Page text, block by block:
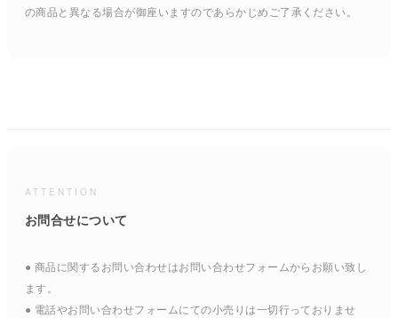
の商品と異なる場合が御座いますのであらかじめご了承ください。
ATTENTION
お問合せについて
● 商品に関するお問い合わせはお問い合わせフォームからお願い致し
ます。
● 電話やお問い合わせフォームにての小売りは一切行っておりませ